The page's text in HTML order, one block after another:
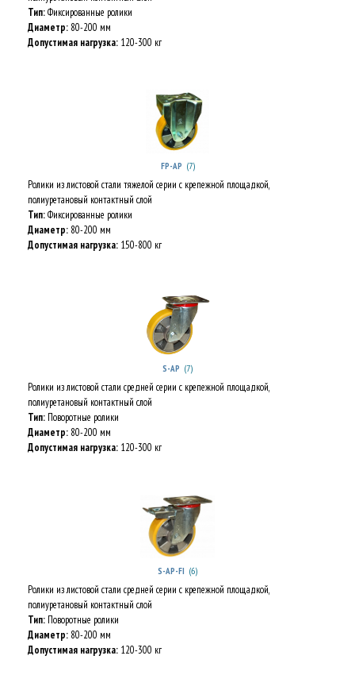
Тип:Фиксированные ролики
Диаметр: 80-200 мм
Допустимая нагрузка: 120-300 кг
FP-AP (7)
Ролики из листовой стали тяжелой серии с крепежной площадкой,
полиуретановый контактный слой
Тип:Фиксированные ролики
Диаметр: 80-200 мм
Допустимая нагрузка: 150-800 кг
S-AP (7)
Ролики из листовой стали средней серии с крепежной площадкой,
полиуретановый контактный слой
Тип: Поворотные ролики
Диаметр: 80-200 мм
Допустимая нагрузка: 120-300 кг
S-AP-FI (6)
Ролики из листовой стали средней серии с крепежной площадкой,
полиуретановый контактный слой
Тип: Поворотные ролики
Диаметр: 80-200 мм
Допустимая нагрузка: 120-300 кг